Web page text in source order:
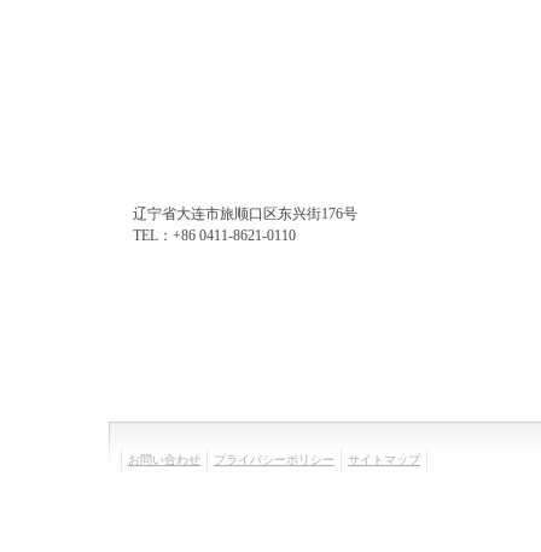
辽宁省大连市旅顺口区东兴街176号
TEL：+86 0411-8621-0110
お問い合わせ プライバシーポリシー サイトマップ